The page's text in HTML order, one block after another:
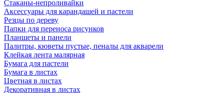
Стаканы-непроливайки
Аксессуары для карандашей и пастели
Резцы по дереву
Папки для переноса рисунков
Планшеты и панели
Палитры, кюветы пустые, пеналы для акварели
Клейкая лента малярная
Бумага для пастели
Бумага в листах
Цветная в листах
Декоративная в листах